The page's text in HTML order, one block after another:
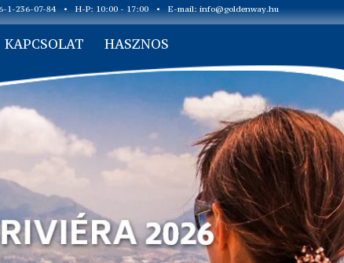
1-236-07-84 • H-P: 10:00 - 17:00 • E-mail: info@goldenway.hu
KAPCSOLAT HASZNOS